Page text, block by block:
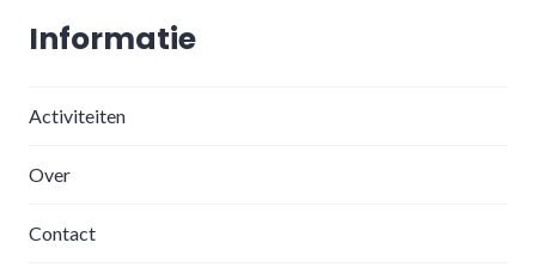
Informatie
Activiteiten
Over
Contact